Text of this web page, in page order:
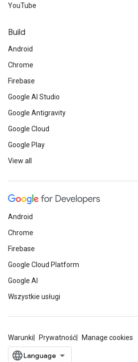
YouTube
Build
Android
Chrome
Firebase
Google AI Studio
Google Antigravity
Google Cloud
Google Play
View all
Android
Chrome
Firebase
Google Cloud Platform
Google AI
Wszystkie usługi
Warunki Prywatność Manage cookies